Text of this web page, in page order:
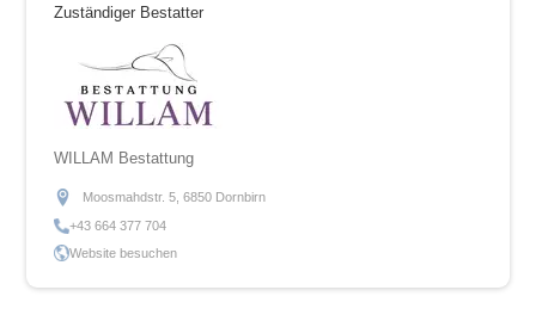
Zuständiger Bestatter
WILLAM Bestattung
Moosmahdstr. 5, 6850 Dornbirn
+43 664 377 704
Website besuchen